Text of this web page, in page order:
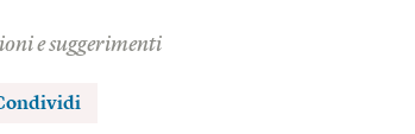
e suggerimenti